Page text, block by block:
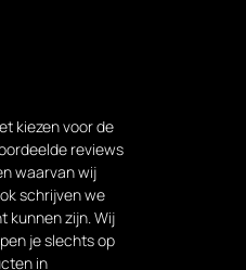
kiezen voor de
reviews
waarvan wij
schrijven we
kunnen zijn. Wij
je slechts op
in